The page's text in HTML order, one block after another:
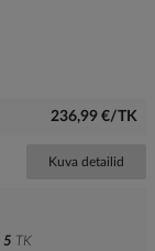
236,99 €/TK
Kuva detailid
5 TK